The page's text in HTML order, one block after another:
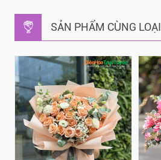
SẢN PHẨM CÙNG LOẠI